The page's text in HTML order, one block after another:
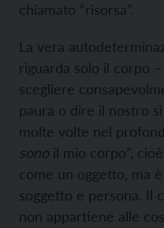
chiamato “risorsa”.
La vera
riguarda solo il corpo
scegliere
paura o dire il nostro
molte volte nel
sono il mio corpo”,
come un oggetto, ma
soggetto e persona. Il
non appartiene alle